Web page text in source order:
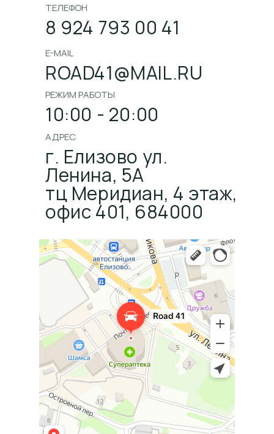
8 924 793 00 41
ТЕЛЕФОН
10:00 - 20:00
РЕЖИМ РАБОТЫ
АДРЕС
г. Елизово ул.
Ленина, 5А
тц Меридиан, 4 этаж,
офис 401, 684000
ROAD41@MAIL.RU
E-MAIL